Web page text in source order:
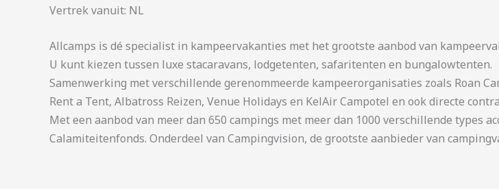
Vertrek vanuit: NL
Allcamps is dé specialist in kampeervakanties met het grootste aanbod van
U kunt kiezen tussen luxe stacaravans, lodgetenten, safaritenten en bungalowtenten.
Samenwerking met verschillende gerenommeerde kampeerorganisaties zoals Roan
Rent a Tent, Albatross Reizen, Venue Holidays en KelAir Campotel en ook directe
Met een aanbod van meer dan 650 campings met meer dan 1000 verschillende types
Calamiteitenfonds. Onderdeel van Campingvision, de grootste aanbieder van